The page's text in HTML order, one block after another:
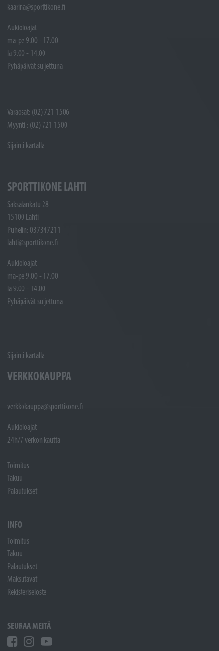
kaarina@sporttikone.fi
Aukioloajat
ma-pe 9.00 - 17.00
la 9.00 - 14.00
Pyhäpäivät suljettuna
Varaosat: (02) 721 1506
Myynti : (02) 721 1500
Sijainti kartalla
SPORTTIKONE LAHTI
Saksalankatu 28
15100 Lahti
Puhelin: 037347211
lahti@sporttikone.fi
Aukioloajat
ma-pe 9.00 - 17.00
la 9.00 - 14.00
Pyhäpäivät suljettuna
Sijainti kartalla
VERKKOKAUPPA
verkkokauppa@sporttikone.fi
Aukioloajat
24h/7 verkon kautta
Toimitus
Takuu
Palautukset
INFO
Toimitus
Takuu
Palautukset
Maksutavat
Rekisteriseloste
SEURAA MEITÄ